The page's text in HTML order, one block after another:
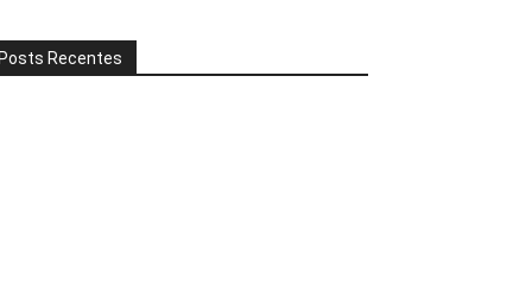
Posts Recentes